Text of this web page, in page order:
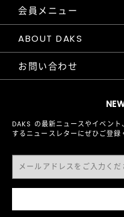
DAKS の最新ニュースやイベン
するニュースレターにぜひご登録
会員メニュー
ABOUT DAKS
お問い合わせ